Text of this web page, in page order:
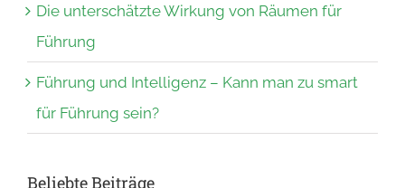
Die unterschätzte Wirkung von Räumen für
Führung
Führung und Intelligenz – Kann man zu smart
für Führung sein?
Beliebte Beiträge